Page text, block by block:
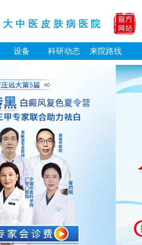
中医皮肤病医院
设备 科研动态 来院路线